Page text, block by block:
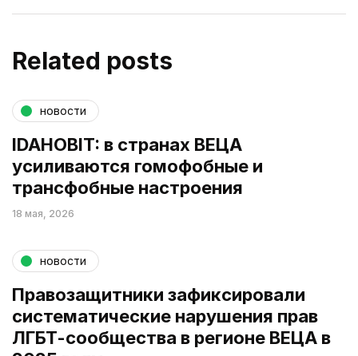
Related posts
новости
IDAHOBIT: в странах ВЕЦА
усиливаются гомофобные и
трансфобные настроения
18 мая, 2026
новости
Правозащитники зафиксировали
систематические нарушения прав
ЛГБТ-сообщества в регионе ВЕЦА в